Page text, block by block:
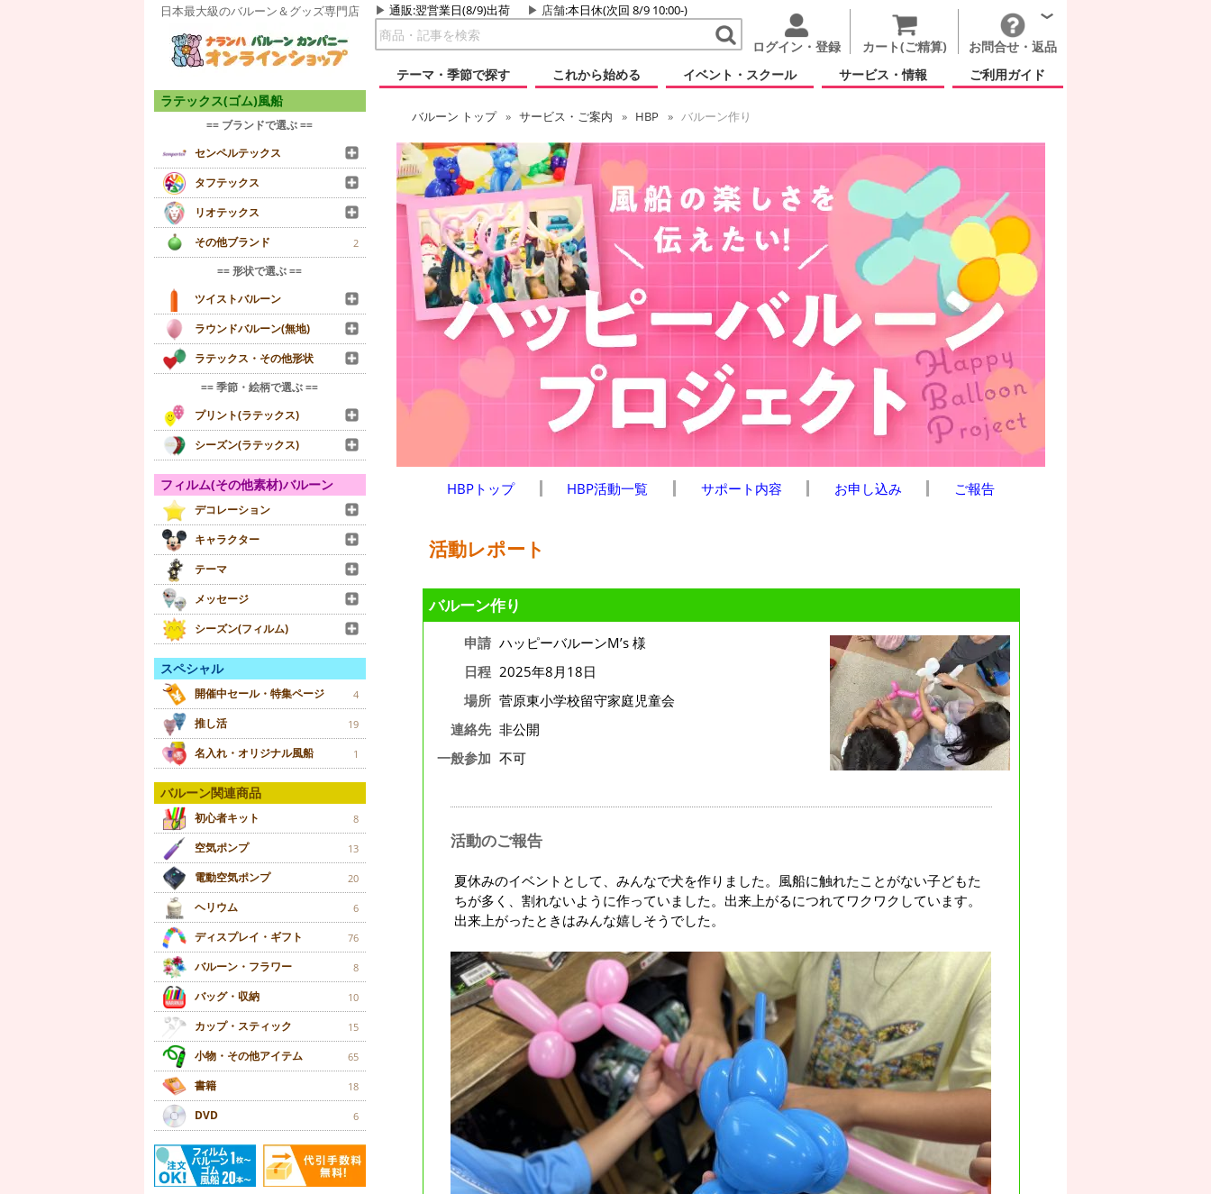
日本最大級のバルーン＆グッズ専門店 通販:翌営業日(8/9)出荷 店舗:本日休(次回 8/9 10:00-)
ログイン・登録 カート(ご精算)
お問合せ・返品
テーマ・季節で探す
これから始める イベント・スクール サービス・情報 ご利用ガイド
ラテックス(ゴム)風船
== ブランドで選ぶ ==
センペルテックス
タフテックス
リオテックス
その他ブランド
2
== 形状で選ぶ ==
ツイストバルーン
ラウンドバルーン(無地)
ラテックス・その他形状
== 季節・絵柄で選ぶ ==
プリント(ラテックス)
シーズン(ラテックス)
フィルム(その他素材)バルーン
デコレーション
キャラクター
テーマ
メッセージ
シーズン(フィルム)
スペシャル
開催中セール・特集ページ 4
推し活 19
名入れ・オリジナル風船 1
バルーン関連商品
初心者キット 8
空気ポンプ 13
電動空気ポンプ 20
ヘリウム 6
ディスプレイ・ギフト 76
バルーン・フラワー 8
バッグ・収納 10
カップ・スティック 15
小物・その他アイテム 65
書籍 18
DVD 6
バルーン トップ サービス・ご案内 HBP バルーン作り
HBPトップ HBP活動一覧 サポート内容 お申し込み ご報告
活動レポート
バルーン作り
申請 ハッピーバルーンM’s 様
日程 2025年8月18日
場所 菅原東小学校留守家庭児童会
連絡先 非公開
一般参加 不可
活動のご報告
夏休みのイベントとして、みんなで犬を作りました。風船に触れたことがない子どもた
ちが多く、割れないように作っていました。出来上がるにつれてワクワクしています。
出来上がったときはみんな嬉しそうでした。